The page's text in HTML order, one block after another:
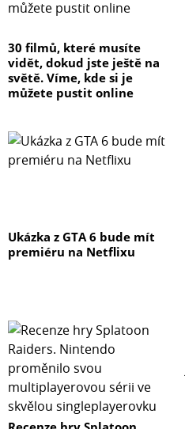
30 filmů, které musíte
vidět, dokud jste ještě na
světě. Víme, kde si je
můžete pustit online
Ukázka z GTA 6 bude mít
premiéru na Netflixu